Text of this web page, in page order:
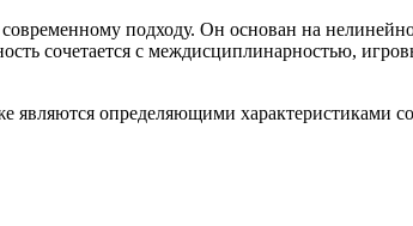
подходу. Он основан на
сочетается с междисциплинарностью,
являются определяющими характеристиками